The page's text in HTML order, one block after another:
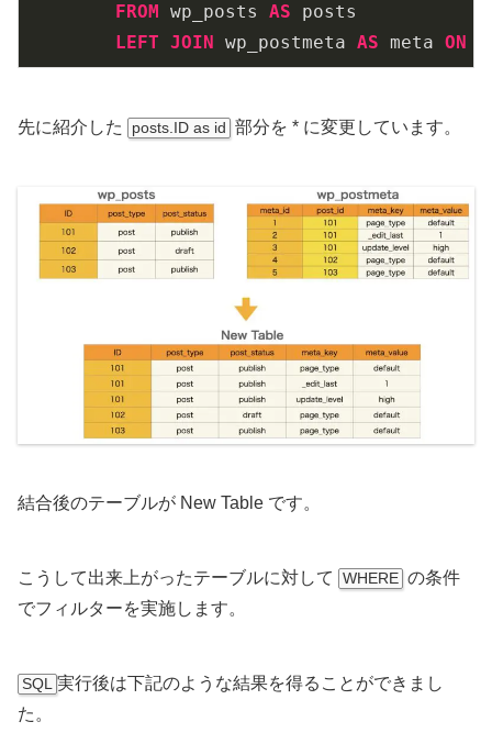
FROM
wp_posts AS posts
LEFT JOIN wp_postmeta AS meta ON
先に紹介した posts.ID as id 部分を * に変更しています。
結合後のテーブルが New Table です。
こうして出来上がったテーブルに対して WHERE の条件
でフィルターを実施します。
SQL 実行後は下記のような結果を得ることができまし
た。